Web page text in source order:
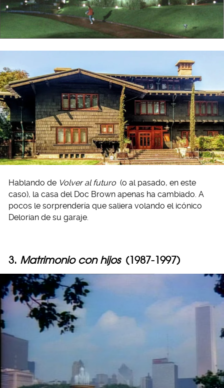
Hablando de Volver al futuro (o al pasado, en este
caso), la casa del Doc Brown apenas ha cambiado. A
pocos le sorprendería que saliera volando el icónico
Delorian de su garaje.
3. Matrimonio con hijos (1987-1997)